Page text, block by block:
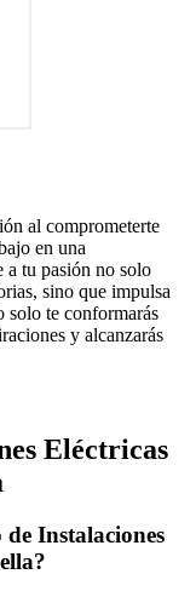
al comprometerte
en una
a tu pasión no solo
sino que impulsa
solo te conformarás
y alcanzarás
Eléctricas
Instalaciones